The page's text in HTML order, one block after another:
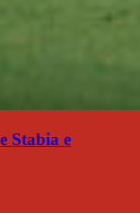
Stabia e